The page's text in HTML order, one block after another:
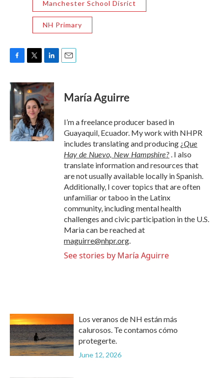
Manchester School Disrict
NH Primary
c
e
o
k
i
t
t
e
r
n
k
e
d
I
n
María Aguirre
I’m a freelance producer based in
Guayaquil, Ecuador. My work with NHPR
includes translating and producing ¿Que
Hay de Nuevo, New Hampshire?. I also
translate information and resources that
are not usually available locally in Spanish.
Additionally, I cover topics that are often
unfamiliar or taboo in the Latinx
community, including mental health
challenges and civic participation in the U.S.
Maria can be reached at
maguirre@nhpr.org.
See stories by María Aguirre
Los veranos de NH están más
calurosos. Te contamos cómo
protegerte.
June 12, 2026